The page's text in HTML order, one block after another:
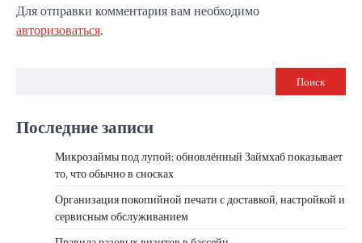
Для отправки комментария вам необходимо
авторизоваться.
Поиск
Последние записи
Микрозаймы под лупой: обновлённый Займхаб показывает
то, что обычно в сносках
Организация покопийной печати с доставкой, настройкой и
сервисным обслуживанием